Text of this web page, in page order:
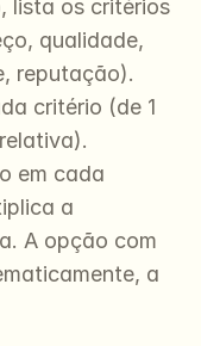
lista os critérios
qualidade,
reputação).
critério (de 1
em cada
a
A opção com
a